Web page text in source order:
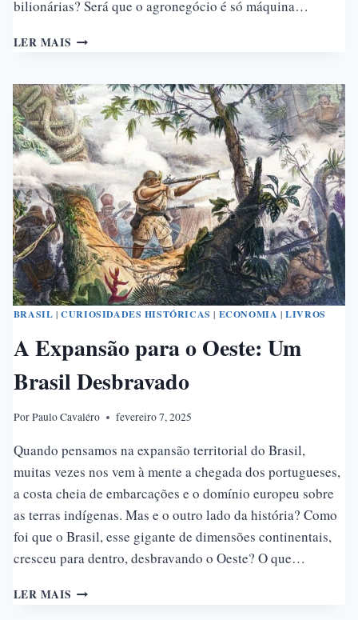
bilionárias? Será que o agronegócio é só máquina…
LER MAIS
A
AGRICULTURA
FAMILIAR
NO
BRASIL:
QUEM
COLOCA
COMIDA
NA
NOSSA
MESA?
BRASIL |CURIOSIDADES HISTÓRICAS | ECONOMIA |LIVROS
A Expansão para o Oeste: Um
Brasil Desbravado
PorPaulo Cavaléro fevereiro 7, 2025
Quando pensamos na expansão territorial do Brasil,
muitas vezes nos vem à mente a chegada dos portugueses,
a costa cheia de embarcações e o domínio europeu sobre
as terras indígenas. Mas e o outro lado da história? Como
foi que o Brasil, esse gigante de dimensões continentais,
cresceu para dentro, desbravando o Oeste? O que…
LER MAIS A